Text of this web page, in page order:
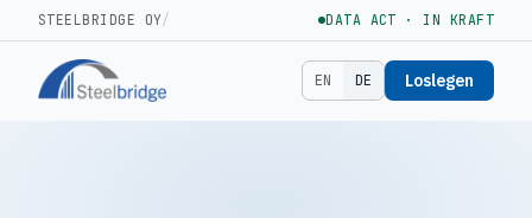
STEELBRIDGE OY/ DATA ACT · IN KRAFT
EN DE Loslegen